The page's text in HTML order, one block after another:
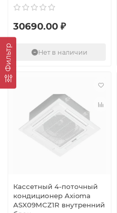
Фильтр
30690.00 ₽
Нет в наличии
Кассетный 4-поточный
кондиционер Axioma
ASX09MCZ1R внутренний